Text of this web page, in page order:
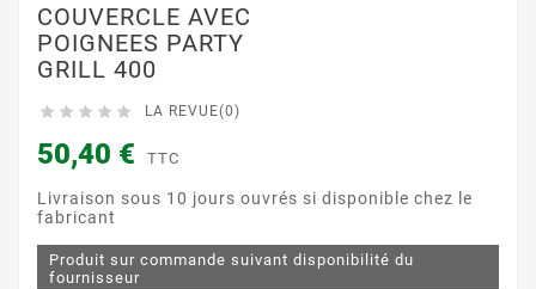
COUVERCLE AVEC
POIGNEES PARTY
GRILL 400
     LA REVUE(0)
50,40 € TTC
Livraison sous 10 jours ouvrés si disponible chez le
fabricant
Produit sur commande suivant disponibilité du
fournisseur